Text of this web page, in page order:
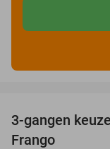
3-gangen
Frango